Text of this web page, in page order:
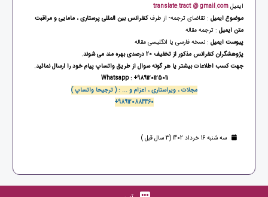
ایمیل translate.tract @ gmail.com
موضوع ایمیل: تقاضای ترجمه- از طرفکنفرانس بین المللی پرستاری ، مامایی و مراقبت
متن ایمیل: ترجمه مقاله
پیوست ایمیل: نسخه فارسی یا انگلیسی مقاله
پژوهشگران کنفرانس مذکور از تخفیف 20 درصدی بهره مند می شوند.
جهت کسب اطلاعات بیشتر یا هر گونه سوال از طریق واتساپ پیام خود را ارسال نمائید.
Whatsapp : +989120125011
مجلات ، ویراستاری ، اعزام و ... : ( ترجیحا واتساپ )
+989120884460
سه شنبه 16 خرداد 1402 (3 سال قبل )